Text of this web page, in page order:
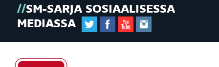
SM-SARJA SOSIAALISESSA
MEDIASSA